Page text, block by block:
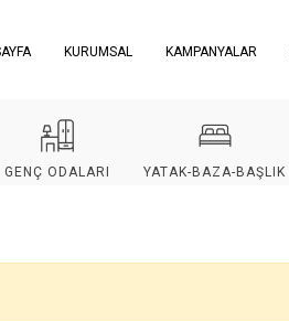
KURUMSAL KAMPANYALAR
GENÇ ODALARI YATAK-BAZA-BAŞLIK